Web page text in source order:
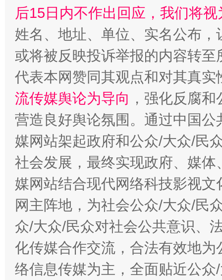
完善运行机制助力责任有效落实
法徽映军营 权益有保障
后15日内不作出回应，我们将
姓名、地址、单位、实名公布
或将被反映投诉举报的内容转
代表本网赞同其观点和对其真实
流传媒舆论为导向 ，强化反腐
营造良好舆论氛围。通过中国
媒网站架起政府和公众/大众/民
社会发展，最终实现政府、媒
媒网站结合现代网络科技影视
网主阵地，为社会公众/大众/民
众/大众/民众对社会公共意识、
化传媒合作交流，合法有效地
络信息传媒为主，全面贴近公